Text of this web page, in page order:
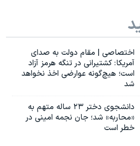
اختصاصی | مقام دولت به صدای
آمریکا: کشتیرانی در تنگه هرمز آزاد
است؛ هیچ‌گونه عوارضی اخذ نخواهد
شد
دانشجوی دختر ۲۳ ساله متهم به
«محاربه» شد؛ جان نجمه امینی در
خطر است